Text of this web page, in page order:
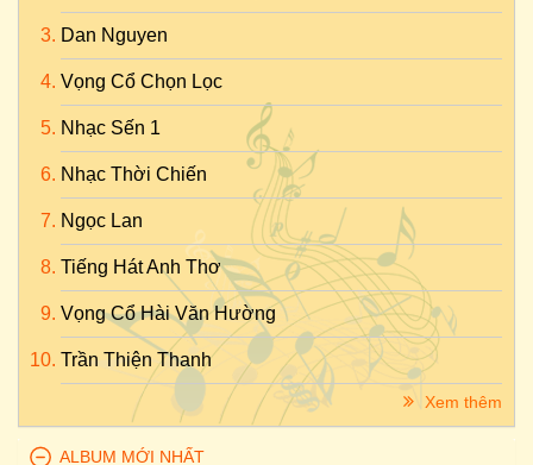
Dan Nguyen
Vọng Cổ Chọn Lọc
Nhạc Sến 1
Nhạc Thời Chiến
Ngọc Lan
Tiếng Hát Anh Thơ
Vọng Cổ Hài Văn Hường
Trần Thiện Thanh
Xem thêm
ALBUM MỚI NHẤT